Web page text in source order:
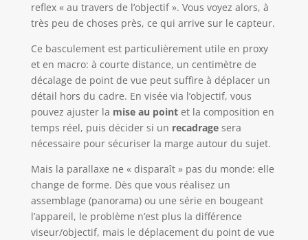
reflex « au travers de l’objectif ». Vous voyez alors, à
très peu de choses près, ce qui arrive sur le capteur.
Ce basculement est particulièrement utile en proxy
et en macro: à courte distance, un centimètre de
décalage de point de vue peut suffire à déplacer un
détail hors du cadre. En visée via l’objectif, vous
pouvez ajuster la mise au pointet la composition en
temps réel, puis décider si un recadragesera
nécessaire pour sécuriser la marge autour du sujet.
Mais la parallaxe ne « disparaît » pas du monde: elle
change de forme. Dès que vous réalisez un
assemblage (panorama) ou une série en bougeant
l’appareil, le problème n’est plus la différence
viseur/objectif, mais le déplacement du point de vue